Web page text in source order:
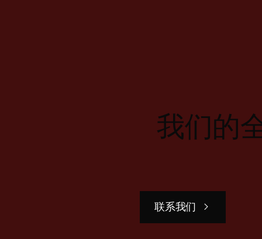
我们的
联系我们